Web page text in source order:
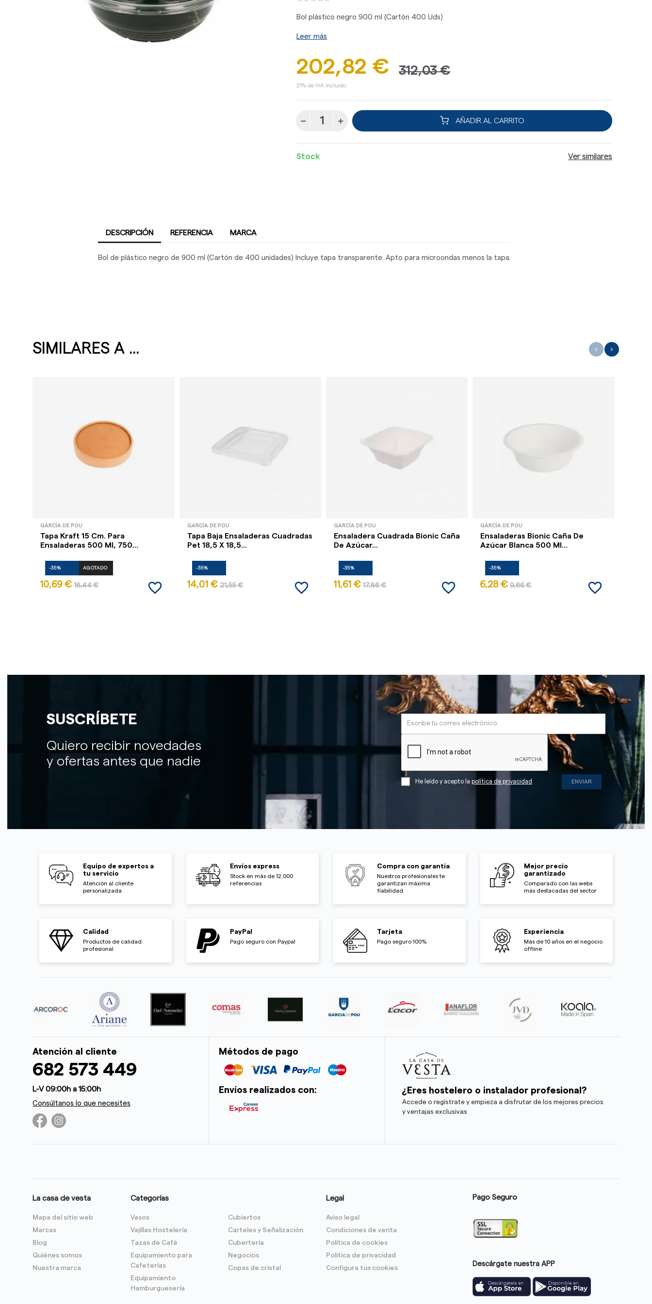
Bol plástico negro 900 ml (Cartón 400 Uds)
Leer más
202,82 € 312,03 €
21% de IVA incluido.
AÑADIR AL CARRITO
Stock Ver similares
DESCRIPCIÓN REFERENCIA MARCA
Bol de plástico negro de 900 ml (Cartón de 400 unidades) Incluye tapa transparente. Apto para microondas menos la tapa.
SIMILARES A ...
GARCÍA DE POU
Tapa Kraft 15 Cm. Para
Ensaladeras 500 Ml, 750...
-35% AGOTADO
10,69 € 16,44 € favorite_border
GARCÍA DE POU
Tapa Baja Ensaladeras Cuadradas
Pet 18,5 X 18,5...
-35%
14,01 € 21,55 € favorite_border
GARCÍA DE POU
Ensaladera Cuadrada Bionic Caña
De Azúcar...
-35%
11,61 € 17,86 € favorite_border
GARCÍA DE POU
Ensaladeras Bionic Caña De
Azúcar Blanca 500 Ml...
-35%
6,28 € 9,66 € favorite_border
‹ ›
SUSCRÍBETE
Quiero recibir novedades
y ofertas antes que nadie
He leído y acepto lapolítica de privacidad
Equipo de expertos a
tu servicio
Atención al cliente
personalizada
Envíos express
Stock en más de 12.000
referencias
Compra con garantía
Nuestros profesionales te
garantizan máxima
fiabilidad
Mejor precio
garantizado
Comparado con las webs
más destacadas del sector
Calidad
Productos de calidad
profesional
PayPal
Pago seguro con Paypal
Tarjeta
Pago seguro 100%
Experiencia
Más de 10 años en el negocio
offline
Atención al cliente
682 573 449
L-V 09:00h a 15:00h
Consúltanos lo que necesites
Métodos de pago
Envíos realizados con: ¿Eres hostelero o instalador profesional?
Accede o regístrate y empieza a disfrutar de los mejores precios
y ventajas exclusivas
La casa de vesta
Mapa del sitio web
Marcas
Blog
Quiénes somos
Nuestra marca
Categorías
Vasos
Vajillas Hostelería
Tazas de Café
Equipamiento para
Cafeterías
Equipamiento
Hamburguesería
Cubiertos
Carteles y Señalización
Cubertería
Negocios
Copas de cristal
Legal
Aviso legal
Condiciones de venta
Política de cookies
Politica de privacidad
Configura tus cookies
Pago Seguro
Descárgate nuestra APP